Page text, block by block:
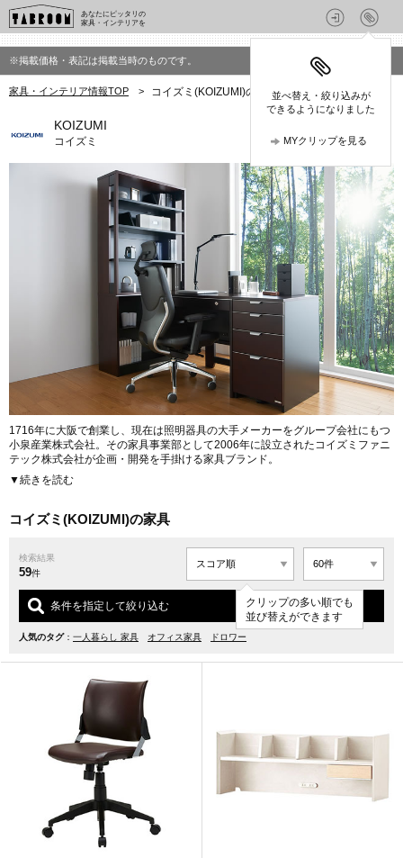
あなたにピッタリの
家具・インテリアを
並べ替え・絞り込みが
できるようになりました
MYクリップを見る
※掲載価格・表記は掲載当時のものです。
家具・インテリア情報TOP > コイズミ(KOIZUMI)の家具
KOIZUMI
コイズミ
1716年に大阪で創業し、現在は照明器具の大手メーカーをグループ会社にもつ
小泉産業株式会社。その家具事業部として2006年に設立されたコイズミファニ
テック株式会社が企画・開発を手掛ける家具ブランド。
学習机では業界トップクラスのシェアを誇り「学習机のコイズミ」としてのブ
して機能、質ともに充実した商品を日本中の子ども部屋に届けている。小泉産
業のグループ会社であることから照明のノウハウもあり、学習机と一緒に使う
デスクライトも評価が高い。コイズミ発の機能やコンセプトも多く、学習机の
トップランナーとして業界をけん引している。
学習机メーカーとしてのノウハウを活かした大人向けの書斎家具「WISEシリー
ズ」で書斎市場へ参入し、さらに高齢者向けの家具や電動ベッドなど生活サポ
ート家具事業を手掛けている。
URL:http://kagu.koizumi.co.jp/
▼続きを読む
コイズミ(KOIZUMI)の家具
検索結果
59件
クリップの多い順でも
並び替えができます
条件を指定して絞り込む
人気のタグ： 一人暮らし 家具 オフィス家具 ドロワー